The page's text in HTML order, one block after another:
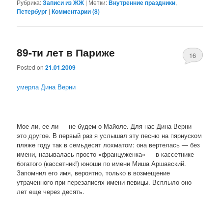
Рубрика:Записи из ЖЖ | Метки:Внутренние праздники,
Петербург |Комментарии (8)
89-ти лет в Париже
Posted on21.01.2009
16
умерла Дина Верни
Мое ли, ее ли — не будем о Майоле. Для нас Дина Верни —
это другое. В первый раз я услышал эту песню на пярнуском
пляже году так в семьдесят лохматом: она вертелась — без
имени, называлась просто «француженка» — в кассетнике
богатого (кассетник!) юноши по имени Миша Аршавский.
Запомнил его имя, вероятно, только в возмещение
утраченного при перезаписях имени певицы. Всплыло оно
лет еще через десять.